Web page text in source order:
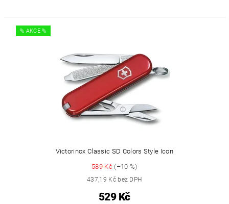
% AKCE %
Victorinox Classic SD Colors Style Icon
589 Kč(–10 %)
437,19 Kč bez DPH
529 Kč